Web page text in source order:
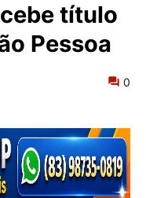
título
Pessoa
0